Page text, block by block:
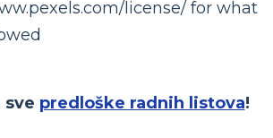
license/ for what
sve predloške radnih listova!